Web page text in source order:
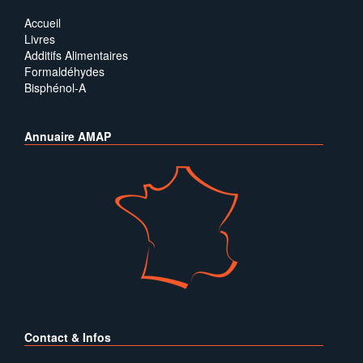
Accueil
Livres
Additifs Alimentaires
Formaldéhydes
Bisphénol-A
Annuaire AMAP
Contact & Infos